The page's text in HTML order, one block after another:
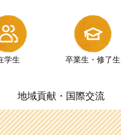
学生 卒業生・修了生
地域貢献・ 国際交流